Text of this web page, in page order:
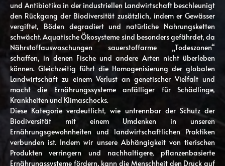
und Antibiotika in der industriellen Landwirtschaft beschleunigt
den Rückgang der Biodiversität zusätzlich, indem er Gewässer
vergiftet, Böden degradiert und natürliche Nahrungsketten
schwächt. Aquatische Ökosysteme sind besonders gefährdet, da
Nährstoffauswaschungen sauerstoffarme „Todeszonen“
schaffen, in denen Fische und andere Arten nicht überleben
können. Gleichzeitig führt die Homogenisierung der globalen
Landwirtschaft zu einem Verlust an genetischer Vielfalt und
macht die Ernährungssysteme anfälliger für Schädlinge,
Krankheiten und Klimaschocks.
Diese Kategorie verdeutlicht, wie untrennbar der Schutz der
Biodiversität mit einem Umdenken in unseren
Ernährungsgewohnheiten und landwirtschaftlichen Praktiken
verbunden ist. Indem wir unsere Abhängigkeit von tierischen
Produkten verringern und nachhaltigere, pflanzenbasierte
Ernährungssysteme fördern, kann die Menschheit den Druck auf